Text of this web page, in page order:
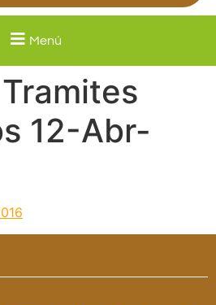
Menú
12-Abr-